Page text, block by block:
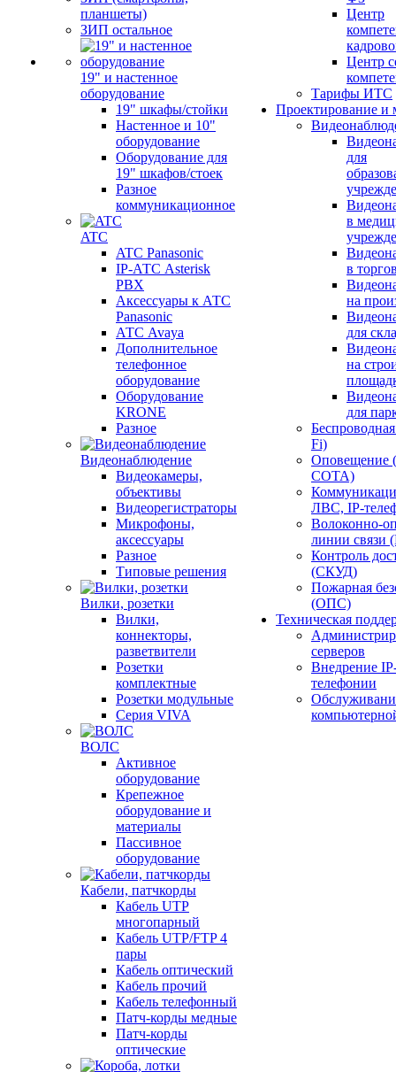
планшеты)
ЗИП остальное
19" и настенное
оборудование
19" шкафы/стойки
Настенное и 10"
оборудование
Оборудование для
19" шкафов/стоек
Разное
коммуникационное
ATC
ATC Panasonic
IP-АТС Asterisk
PBX
Аксессуары к АТС
Panasonic
АТС Avaya
Дополнительное
телефонное
оборудование
Оборудование
KRONE
Разное
Видеонаблюдение
Видеокамеры,
объективы
Видеорегистраторы
Микрофоны,
аксессуары
Разное
Типовые решения
Вилки, розетки
Вилки,
коннекторы,
разветвители
Розетки
комплектные
Розетки модульные
Серия VIVA
ВОЛС
Активное
оборудование
Крепежное
оборудование и
материалы
Пассивное
оборудование
Кабели, патчкорды
Кабель UTP
многопарный
Кабель UTP/FTP 4
пары
Кабель оптический
Кабель прочий
Кабель телефонный
Патч-корды медные
Патч-корды
оптические
Центр
Центр
Тарифы ИТС
Проектирование и
для
в
в
на
для
на
для
Fi)
СОТА)
ЛВС, IP-
Волоконно-
линии
Контроль
(СКУД)
Пожарная
(ОПС)
Техническая
серверов
Внедрение
телефонии